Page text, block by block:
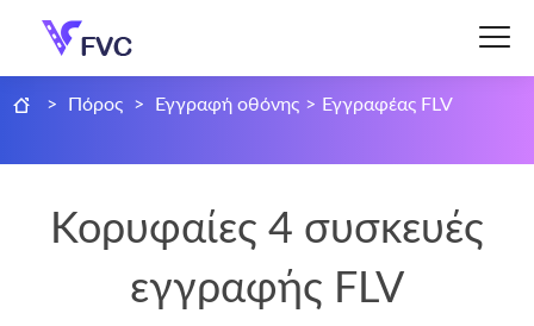
> Πόρος > Εγγραφή οθόνης > Εγγραφέας FLV
Κορυφαίες 4 συσκευές
εγγραφής FLV